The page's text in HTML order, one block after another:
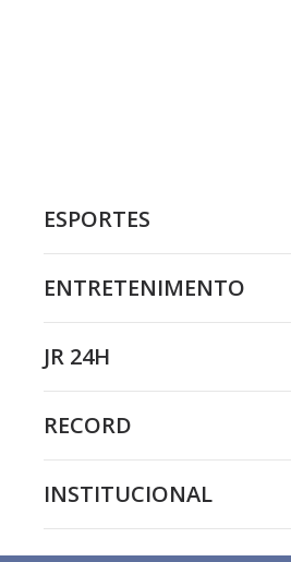
ESPORTES
ENTRETENIMENTO
JR 24H
RECORD
INSTITUCIONAL